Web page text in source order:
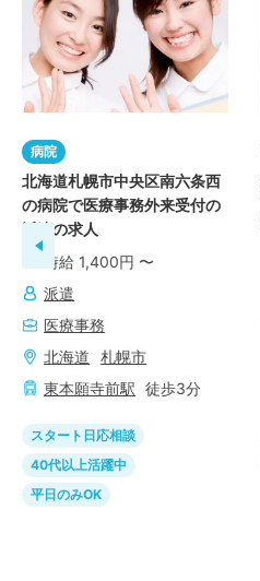
病院
北海道札幌市中央区南六条西
の病院で医療事務外来受付の
派遣の求人
時給 1,400円 〜
派遣
医療事務
北海道
札幌市
東本願寺前駅 徒歩3分
スタート日応相談
40代以上活躍中
平日のみOK